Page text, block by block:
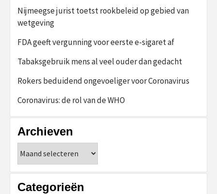
Nijmeegse jurist toetst rookbeleid op gebied van
wetgeving
FDA geeft vergunning voor eerste e-sigaret af
Tabaksgebruik mens al veel ouder dan gedacht
Rokers beduidend ongevoeliger voor Coronavirus
Coronavirus: de rol van de WHO
Archieven
Categorieën